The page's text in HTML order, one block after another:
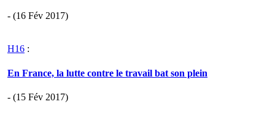
- (16 Fév 2017)
H16 :
En France, la lutte contre le travail bat son plein
- (15 Fév 2017)